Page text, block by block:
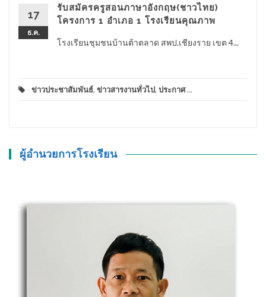
17
ธ.ค.
รับสมัครครูสอนภาษาอังกฤษ(ชาวไทย)
โครงการ 1 อำเภอ 1 โรงเรียนคุณภาพ
โรงเรียนชุมชนบ้านต้าตลาด สพป.เชียงราย เขต 4...
ข่าวประชาสัมพันธ์, ข่าวสารงานทั่วไป, ประกาศ...
ผู้อำนวยการโรงเรียน